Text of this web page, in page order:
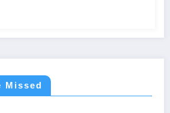
Missed